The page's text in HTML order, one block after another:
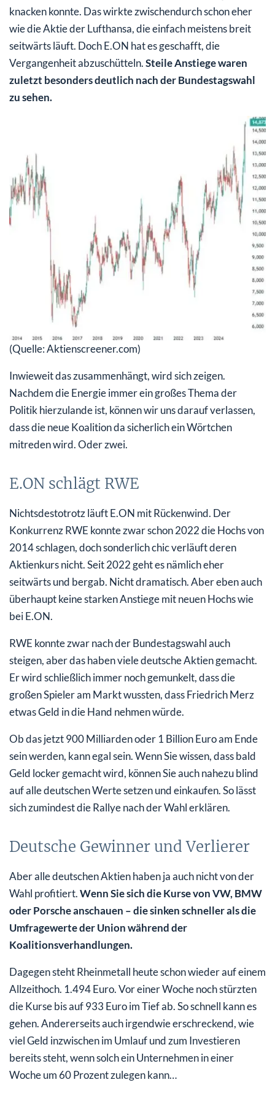
knacken konnte. Das wirkte zwischendurch schon eher
wie die Aktie der Lufthansa, die einfach meistens breit
seitwärts läuft. Doch E.ON hat es geschafft, die
Vergangenheit abzuschütteln.Steile Anstiege waren
zuletzt besonders deutlich nach der Bundestagswahl
zu sehen.
(Quelle: Aktienscreener.com)
Inwieweit das zusammenhängt, wird sich zeigen.
Nachdem die Energie immer ein großes Thema der
Politik hierzulande ist, können wir uns darauf verlassen,
dass die neue Koalition da sicherlich ein Wörtchen
mitreden wird. Oder zwei.
E.ON schlägt RWE
Nichtsdestotrotz läuft E.ON mit Rückenwind. Der
Konkurrenz RWE konnte zwar schon 2022 die Hochs von
2014 schlagen, doch sonderlich chic verläuft deren
Aktienkurs nicht. Seit 2022 geht es nämlich eher
seitwärts und bergab. Nicht dramatisch. Aber eben auch
überhaupt keine starken Anstiege mit neuen Hochs wie
bei E.ON.
RWE konnte zwar nach der Bundestagswahl auch
steigen, aber das haben viele deutsche Aktien gemacht.
Er wird schließlich immer noch gemunkelt, dass die
großen Spieler am Markt wussten, dass Friedrich Merz
etwas Geld in die Hand nehmen würde.
Ob das jetzt 900 Milliarden oder 1 Billion Euro am Ende
sein werden, kann egal sein. Wenn Sie wissen, dass bald
Geld locker gemacht wird, können Sie auch nahezu blind
auf alle deutschen Werte setzen und einkaufen. So lässt
sich zumindest die Rallye nach der Wahl erklären.
Deutsche Gewinner und Verlierer
Aber alle deutschen Aktien haben ja auch nicht von der
Wahl profitiert.Wenn Sie sich die Kurse von VW, BMW
oder Porsche anschauen – die sinken schneller als die
Umfragewerte der Union während der
Koalitionsverhandlungen.
Dagegen steht Rheinmetall heute schon wieder auf einem
Allzeithoch. 1.494 Euro. Vor einer Woche noch stürzten
die Kurse bis auf 933 Euro im Tief ab. So schnell kann es
gehen. Andererseits auch irgendwie erschreckend, wie
viel Geld inzwischen im Umlauf und zum Investieren
bereits steht, wenn solch ein Unternehmen in einer
Woche um 60 Prozent zulegen kann…